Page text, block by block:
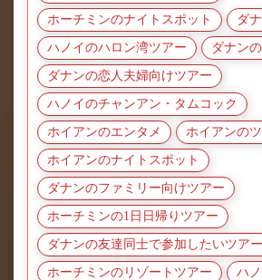
ホーチミンのナイトスポット ダ
ハノイのハロン湾ツアー ダナン
ダナンの恋人夫婦向けツアー
ハノイのチャンアン・タムコック
ホイアンのエンタメ ホイアンの
ホイアンのナイトスポット
ダナンのファミリー向けツアー
ホーチミンの1日日帰りツアー
ダナンの友達同士で参加したいツアー
ホーチミンのリゾートツアー ハ